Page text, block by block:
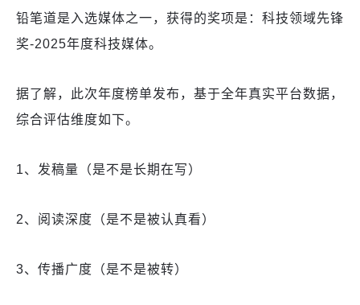
铅笔道是入选媒体之一，获得的奖项是：科技领域先锋
奖-2025年度科技媒体。
据了解，此次年度榜单发布，基于全年真实平台数据，
综合评估维度如下。
1、发稿量（是不是长期在写）
2、阅读深度（是不是被认真看）
3、传播广度（是不是被转）